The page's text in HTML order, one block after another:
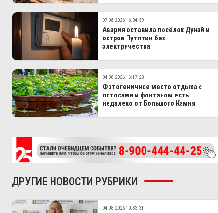
07.08.2026 16:04:39
Авария оставила посёлок Дунай и
остров Путятин без
электричества
04.08.2026 16:17:23
Фотогеничное место отдыха с
лотосами и фонтаном есть
недалеко от Большого Камня
ДРУГИЕ НОВОСТИ РУБРИКИ
04.08.2026 10:33:31